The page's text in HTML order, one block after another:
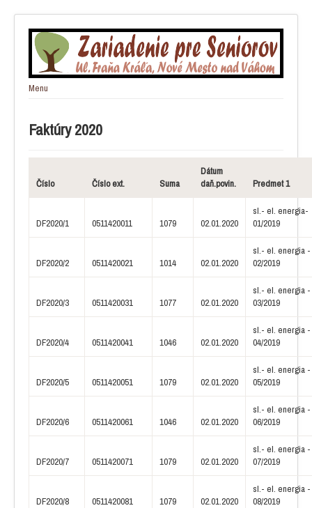
Menu
Vybavenie
Aktuality
Sociálny taxík
Ponuka práce
Oznamy
Informácie o prijatí
Cenník
Prijatie žiadateľa do ZPS
Zverejňovanie
písm. a)
Výzvy - Verejné obstarávanie 2021
Faktúry
Výročná správa
Priemerné EON
Galéria
Kontakt
Faktúry 2020
Číslo Číslo ext. Suma
Dátum
daň.povin.
Predmet 1
DF2020/1 0511420011 1079 02.01.2020
sl.- el. energia-
01/2019
DF2020/2 0511420021 1014 02.01.2020
sl.- el. energia -
02/2019
DF2020/3 0511420031 1077 02.01.2020
sl.- el. energia -
03/2019
DF2020/4 0511420041 1046 02.01.2020
sl.- el. energia -
04/2019
DF2020/5 0511420051 1079 02.01.2020
sl.- el. energia -
05/2019
DF2020/6 0511420061 1046 02.01.2020
sl.- el. energia -
06/2019
DF2020/7 0511420071 1079 02.01.2020
sl.- el. energia -
07/2019
DF2020/8 0511420081 1079 02.01.2020
sl.- el. energia -
08/2019